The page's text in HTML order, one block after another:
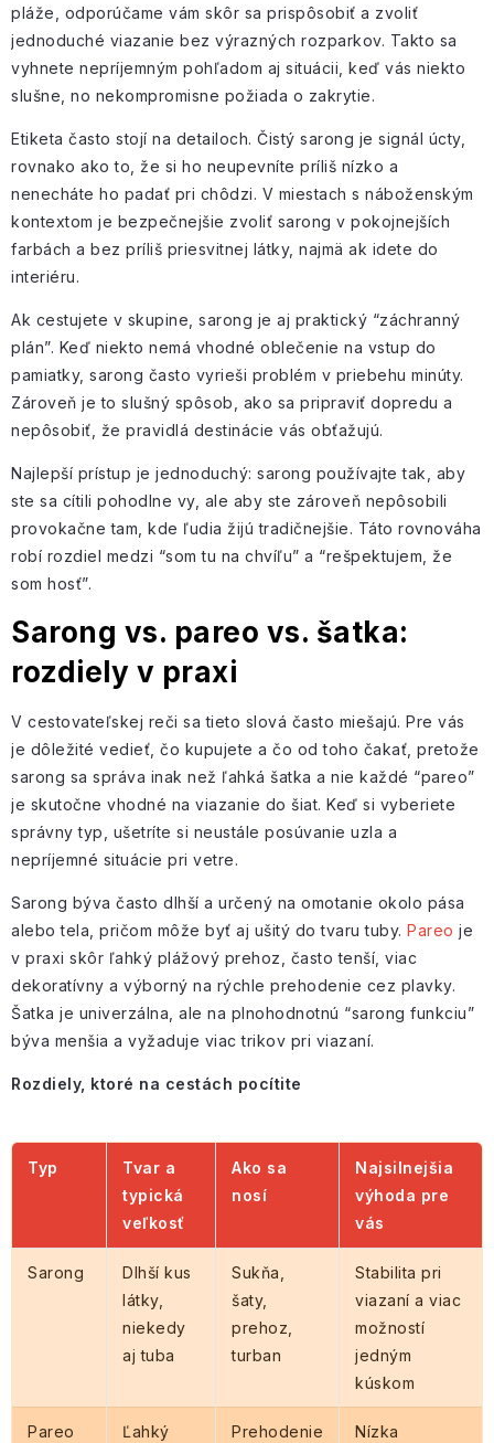
pláže, odporúčame vám skôr sa prispôsobiť a zvoliť
jednoduché viazanie bez výrazných rozparkov. Takto sa
vyhnete nepríjemným pohľadom aj situácii, keď vás niekto
slušne, no nekompromisne požiada o zakrytie.
Etiketa často stojí na detailoch. Čistý sarong je signál úcty,
rovnako ako to, že si ho neupevníte príliš nízko a
nenecháte ho padať pri chôdzi. V miestach s náboženským
kontextom je bezpečnejšie zvoliť sarong v pokojnejších
farbách a bez príliš priesvitnej látky, najmä ak idete do
interiéru.
Ak cestujete v skupine, sarong je aj praktický “záchranný
plán”. Keď niekto nemá vhodné oblečenie na vstup do
pamiatky, sarong často vyrieši problém v priebehu minúty.
Zároveň je to slušný spôsob, ako sa pripraviť dopredu a
nepôsobiť, že pravidlá destinácie vás obťažujú.
Najlepší prístup je jednoduchý: sarong používajte tak, aby
ste sa cítili pohodlne vy, ale aby ste zároveň nepôsobili
provokačne tam, kde ľudia žijú tradičnejšie. Táto rovnováha
robí rozdiel medzi “som tu na chvíľu” a “rešpektujem, že
som hosť”.
Sarong vs. pareo vs. šatka:
rozdiely v praxi
V cestovateľskej reči sa tieto slová často miešajú. Pre vás
je dôležité vedieť, čo kupujete a čo od toho čakať, pretože
sarong sa správa inak než ľahká šatka a nie každé “pareo”
je skutočne vhodné na viazanie do šiat. Keď si vyberiete
správny typ, ušetríte si neustále posúvanie uzla a
nepríjemné situácie pri vetre.
Sarong býva často dlhší a určený na omotanie okolo pása
alebo tela, pričom môže byť aj ušitý do tvaru tuby. Pareo je
v praxi skôr ľahký plážový prehoz, často tenší, viac
dekoratívny a výborný na rýchle prehodenie cez plavky.
Šatka je univerzálna, ale na plnohodnotnú “sarong funkciu”
býva menšia a vyžaduje viac trikov pri viazaní.
Rozdiely, ktoré na cestách pocítite
Typ
Tvar a
typická
veľkosť
Ako sa
nosí
Najsilnejšia
výhoda pre
vás
Sarong
Dlhší kus
látky,
niekedy
aj tuba
Sukňa,
šaty,
prehoz,
turban
Stabilita pri
viazaní a viac
možností
jedným
kúskom
Pareo
Ľahký
Prehodenie
Nízka